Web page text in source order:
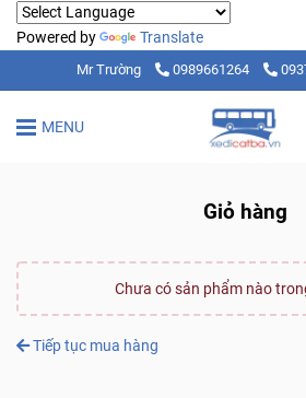
Powered by Translate
Mr Trường 0989661264
MENU
Giỏ hàng
Chưa có sản phẩm nào
Tiếp tục mua hàng